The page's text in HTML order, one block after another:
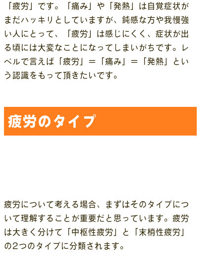
「疲労」です。「痛み」や「発熱」は自覚症状が
まだハッキリとしていますが、鈍感な方や我慢強
い人にとって、「疲労」は感じにくく、症状が出
る頃には大変なことになってしまいがちです。レ
ベルで言えば「疲労」＝「痛み」＝「発熱」とい
う認識をもって頂きたいです。
疲労のタイプ
疲労について考える場合、まずはそのタイプにつ
いて理解することが重要だと思っています。疲労
は大きく分けて「中枢性疲労」と「末梢性疲労」
の2つのタイプに分類されます。